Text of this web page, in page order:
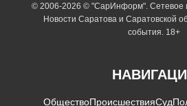
© 2006-2026 © "СарИнформ". Сетевое
Новости Саратова и Саратовской
события. 18+
ОбществоПроисшествияСуд